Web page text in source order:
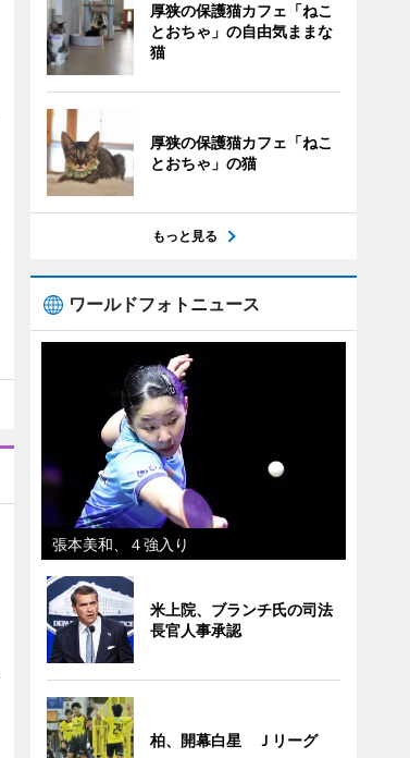
厚狭の保護猫カフェ「ねこ
とおちゃ」の自由気ままな
猫
厚狭の保護猫カフェ「ねこ
とおちゃ」の猫
もっと見る
ワールドフォトニュース
張本美和、４強入り
米上院、ブランチ氏の司法
長官人事承認
柏、開幕白星 Ｊリーグ